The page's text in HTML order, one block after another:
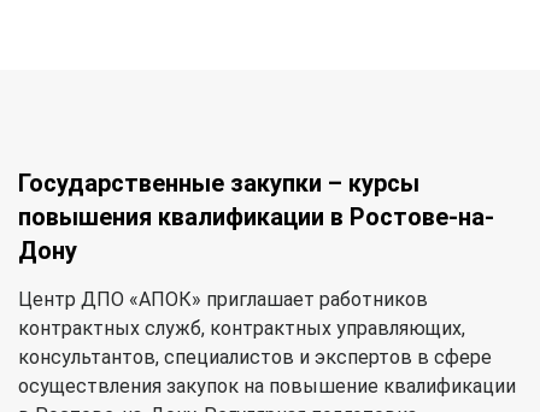
Государственные закупки – курсы
повышения квалификации в Ростове-на-
Дону
Центр ДПО «АПОК» приглашает работников
контрактных служб, контрактных управляющих,
консультантов, специалистов и экспертов в сфере
осуществления закупок на повышение квалификации